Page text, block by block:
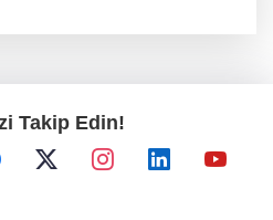
Takip Edin!